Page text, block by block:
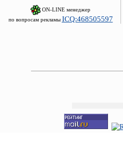
ON-LINE менеджер
по вопросам рекламы ICQ:468505597